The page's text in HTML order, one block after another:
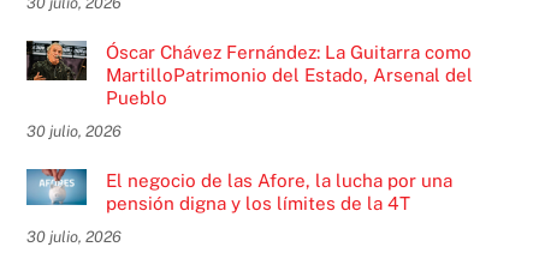
Óscar Chávez Fernández: La Guitarra como
MartilloPatrimonio del Estado, Arsenal del
Pueblo
30 julio, 2026
El negocio de las Afore, la lucha por una
pensión digna y los límites de la 4T
30 julio, 2026